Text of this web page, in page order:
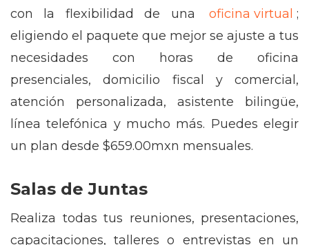
con la flexibilidad de una
oficina virtual ;
eligiendo el paquete que mejor se ajuste a tus
necesidades con horas de oficina
presenciales, domicilio fiscal y comercial,
atención personalizada, asistente bilingüe,
línea telefónica y mucho más. Puedes elegir
un plan desde $659.00mxn mensuales.
Salas de Juntas
Realiza todas tus reuniones, presentaciones,
capacitaciones, talleres o entrevistas en un